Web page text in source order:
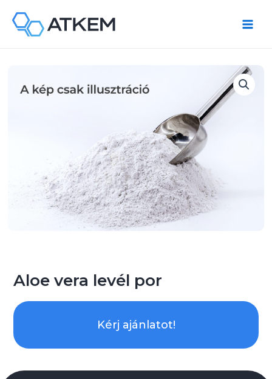
Aloe vera levél por
Kérj ajánlatot!